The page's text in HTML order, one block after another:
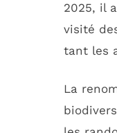
2025, il
visité
tant les
La